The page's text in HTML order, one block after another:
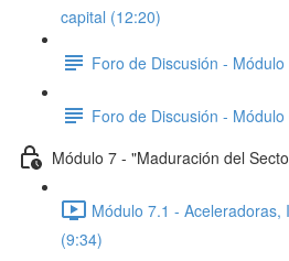
capital (12:20)
Foro de Discusión - Módulo
Foro de Discusión - Módulo
Módulo 7 - "Maduración del
Módulo 7.1 - Aceleradoras,
(9:34)